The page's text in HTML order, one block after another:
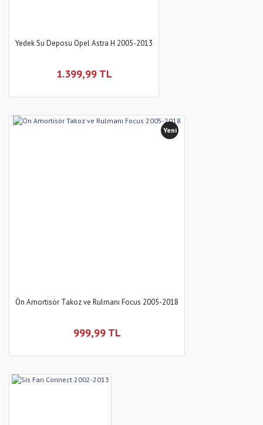
Yedek Su Deposu Opel Astra H 2005-2013
1.399,99 TL
Yeni
Ön Amortisör Takoz ve Rulmanı Focus 2005-2018
999,99 TL